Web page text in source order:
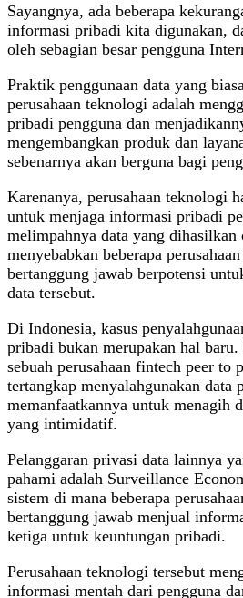
Sayangnya, ada beberapa
informasi pribadi kita digunakan,
oleh sebagian besar pengguna
Praktik penggunaan data yang
perusahaan teknologi adalah
pribadi pengguna dan
mengembangkan produk dan
sebenarnya akan berguna bagi
Karenanya, perusahaan teknologi
untuk menjaga informasi pribadi
melimpahnya data yang dihasilkan
menyebabkan beberapa
bertanggung jawab berpotensi
data tersebut.
Di Indonesia, kasus
pribadi bukan merupakan hal
sebuah perusahaan fintech peer to
tertangkap menyalahgunakan data
memanfaatkannya untuk menagih
yang intimidatif.
Pelanggaran privasi data lainnya
pahami adalah Surveillance
sistem di mana beberapa
bertanggung jawab menjual
ketiga untuk keuntungan pribadi.
Perusahaan teknologi tersebut
informasi mentah dari pengguna